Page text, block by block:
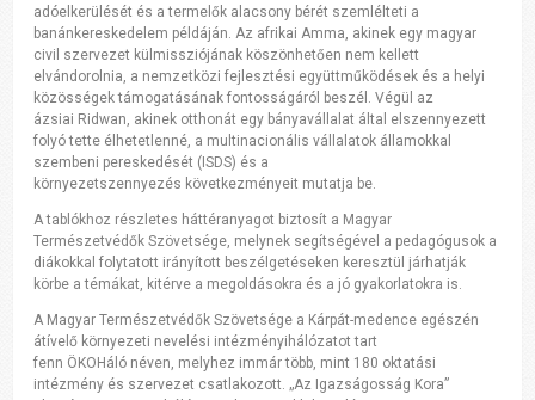
adóelkerülését és a termelők alacsony bérét szemlélteti a
banánkereskedelem példáján. Az afrikai Amma, akinek egy magyar
civil szervezet külmissziójának köszönhetően nem kellett
elvándorolnia, a nemzetközi fejlesztési együttműködések és a helyi
közösségek támogatásának fontosságáról beszél. Végül az
ázsiai Ridwan, akinek otthonát egy bányavállalat által elszennyezett
folyó tette élhetetlenné, a multinacionális vállalatok államokkal
szembeni pereskedését (ISDS) és a
környezetszennyezés következményeit mutatja be.
A tablókhoz részletes háttéranyagot biztosít a Magyar
Természetvédők Szövetsége, melynek segítségével a pedagógusok a
diákokkal folytatott irányított beszélgetéseken keresztül járhatják
körbe a témákat, kitérve a megoldásokra és a jó gyakorlatokra is.
A Magyar Természetvédők Szövetsége a Kárpát-medence egészén
átívelő környezeti nevelési intézményihálózatot tart
fenn ÖKOHáló néven, melyhez immár több, mint 180 oktatási
intézmény és szervezet csatlakozott. „Az Igazságosság Kora”